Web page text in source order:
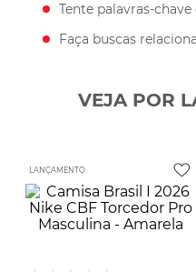
Tente palavras-
Faça buscas
VEJA POR
LANÇAMENTO